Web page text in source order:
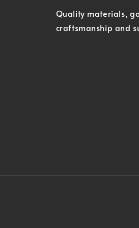
Quality materials,
craftsmanship and